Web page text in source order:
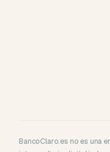
BancoClaro.es no es una